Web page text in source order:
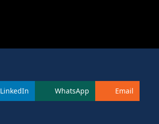
LinkedIn WhatsApp Email